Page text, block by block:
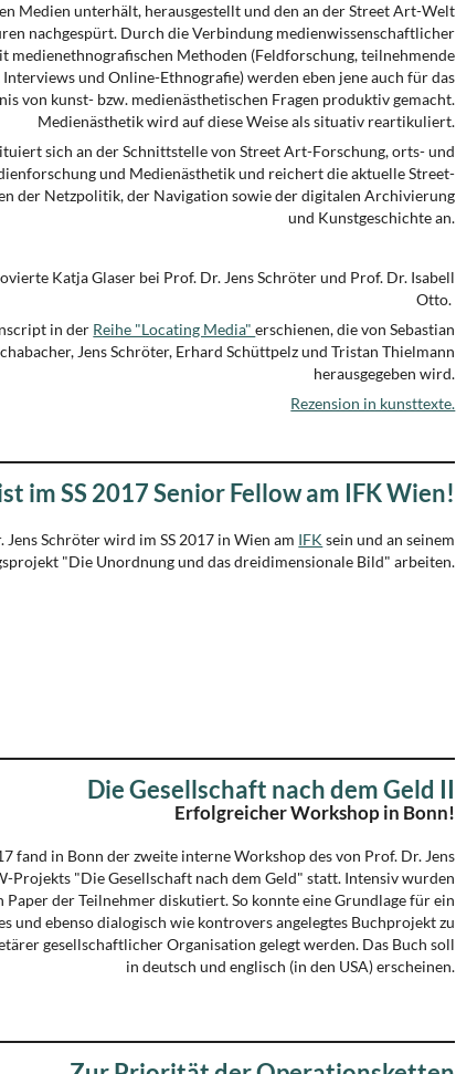
Medien unterhält, herausge­stellt und den an der Street Art-Welt
nach­ge­spürt. Durch die Verbindung medien­wissen­schaftlicher
medien­ethno­gra­fischen Methoden (Feldforschung, teilneh­men­de
Interviews und Online-Ethnografie) werden eben jene auch für das
von kunst- bzw. medien­ästhe­ti­schen Fragen produktiv gemacht.
Medienästhetik wird auf diese Weise als situativ re­arti­ku­liert.
sich an der Schnitt­stelle von Street Art-Forschung, orts- und
und Medien­ästhetik und reichert die aktuelle Street-
der Netzpolitik, der Navigation sowie der digitalen Archivierung
und Kunstgeschichte an.
Katja Glaser bei Prof. Dr. Jens Schröter und Prof. Dr. Isabell
Otto.
in der Reihe "Locating Media"erschienen, die von Sebastian
Jens Schröter, Erhard Schüttpelz und Tristan Thielmann
herausgegeben wird.
Rezension in kunsttexte.
im SS 2017 Senior Fellow am IFK Wien!
Jens Schröter wird im SS 2017 in Wien am IFK sein und an seinem
"Die Unordnung und das dreidimensionale Bild" arbeiten.
Die Gesellschaft nach dem Geld II
Erfolgreicher Workshop in Bonn!
fand in Bonn der zweite interne Workshop des von Prof. Dr. Jens
Projekts "Die Gesellschaft nach dem Geld" statt. Intensiv wurden
der Teilnehmer diskutiert. So konnte eine Grundlage für ein
und ebenso dialogisch wie kontrovers angelegtes Buchprojekt zu
gesellschaftlicher Organisation gelegt werden. Das Buch soll
in deutsch und englisch (in den USA) erscheinen.